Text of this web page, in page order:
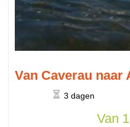
Van Caverau naar
3 dagen
Van